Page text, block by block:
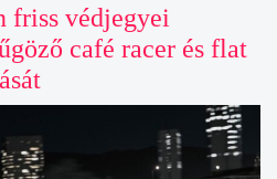
friss védjegyei
café racer és flat